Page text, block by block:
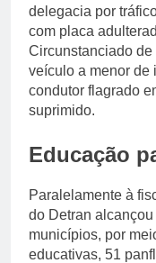
delegacia por
com placa
Circunstanciado
veículo a menor de
condutor flagrado
suprimido.
Educação
Paralelamente à
do Detran
municípios, por
educativas, 51